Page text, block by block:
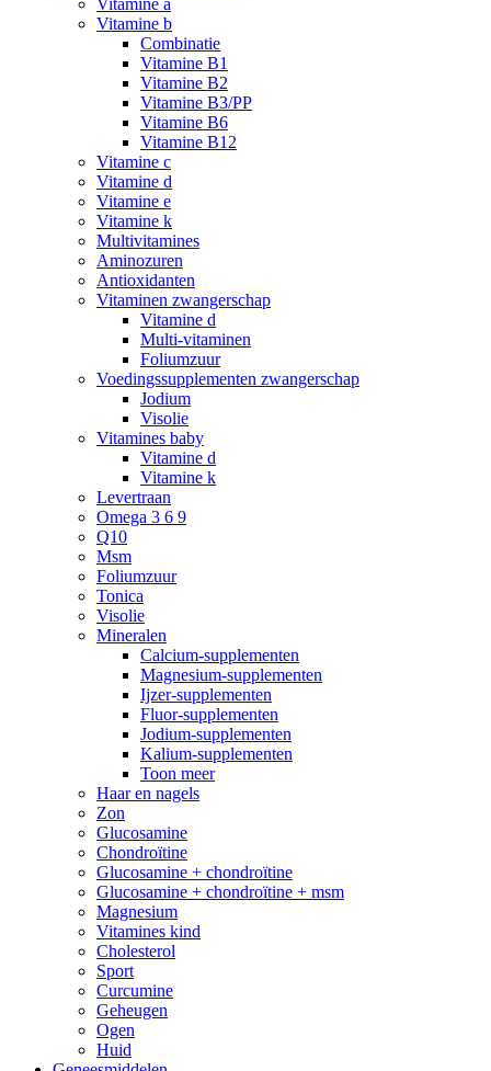
Vitamine b
Combinatie
Vitamine B1
Vitamine B2
Vitamine B3/PP
Vitamine B6
Vitamine B12
Vitamine c
Vitamine d
Vitamine e
Vitamine k
Multivitamines
Aminozuren
Antioxidanten
Vitaminen zwangerschap
Vitamine d
Multi-vitaminen
Foliumzuur
Voedingssupplementen zwangerschap
Jodium
Visolie
Vitamines baby
Vitamine d
Vitamine k
Levertraan
Omega 3 6 9
Q10
Msm
Foliumzuur
Tonica
Visolie
Mineralen
Calcium-supplementen
Magnesium-supplementen
Ijzer-supplementen
Fluor-supplementen
Jodium-supplementen
Kalium-supplementen
Toon meer
Haar en nagels
Zon
Glucosamine
Chondroïtine
Glucosamine + chondroïtine
Glucosamine + chondroïtine + msm
Magnesium
Vitamines kind
Cholesterol
Sport
Curcumine
Geheugen
Ogen
Huid